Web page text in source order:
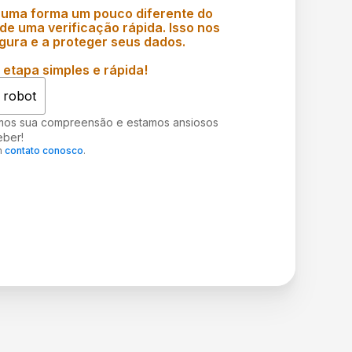
forma um pouco diferente do
uma verificação rápida. Isso nos
e a proteger seus dados.
simples e rápida!
robot
sua compreensão e estamos ansiosos
contato conosco.